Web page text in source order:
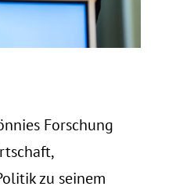
Forschung
zu seinem